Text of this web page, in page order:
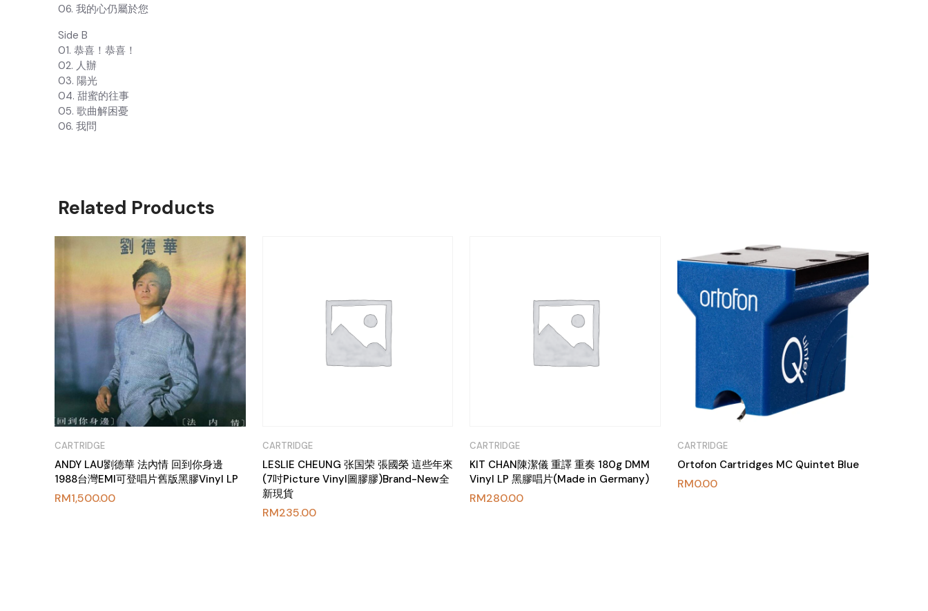
06. 我的心仍屬於您
Side B
01. 恭喜！恭喜！
02. 人辦
03. 陽光
04. 甜蜜的往事
05. 歌曲解困憂
06. 我問
Related Products
CARTRIDGE
ANDY LAU劉德華 法內情 回到你身邊
1988台灣EMI可登唱片舊版黑膠Vinyl LP
RM1,500.00
CARTRIDGE
LESLIE CHEUNG 张国荣 張國榮 這些年來
(7吋Picture Vinyl圖膠膠)Brand-New全
新現貨
RM235.00
CARTRIDGE
KIT CHAN陳潔儀 重譯 重奏 180g DMM
Vinyl LP 黑膠唱片(Made in Germany)
RM280.00
CARTRIDGE
Ortofon Cartridges MC Quintet Blue
RM0.00